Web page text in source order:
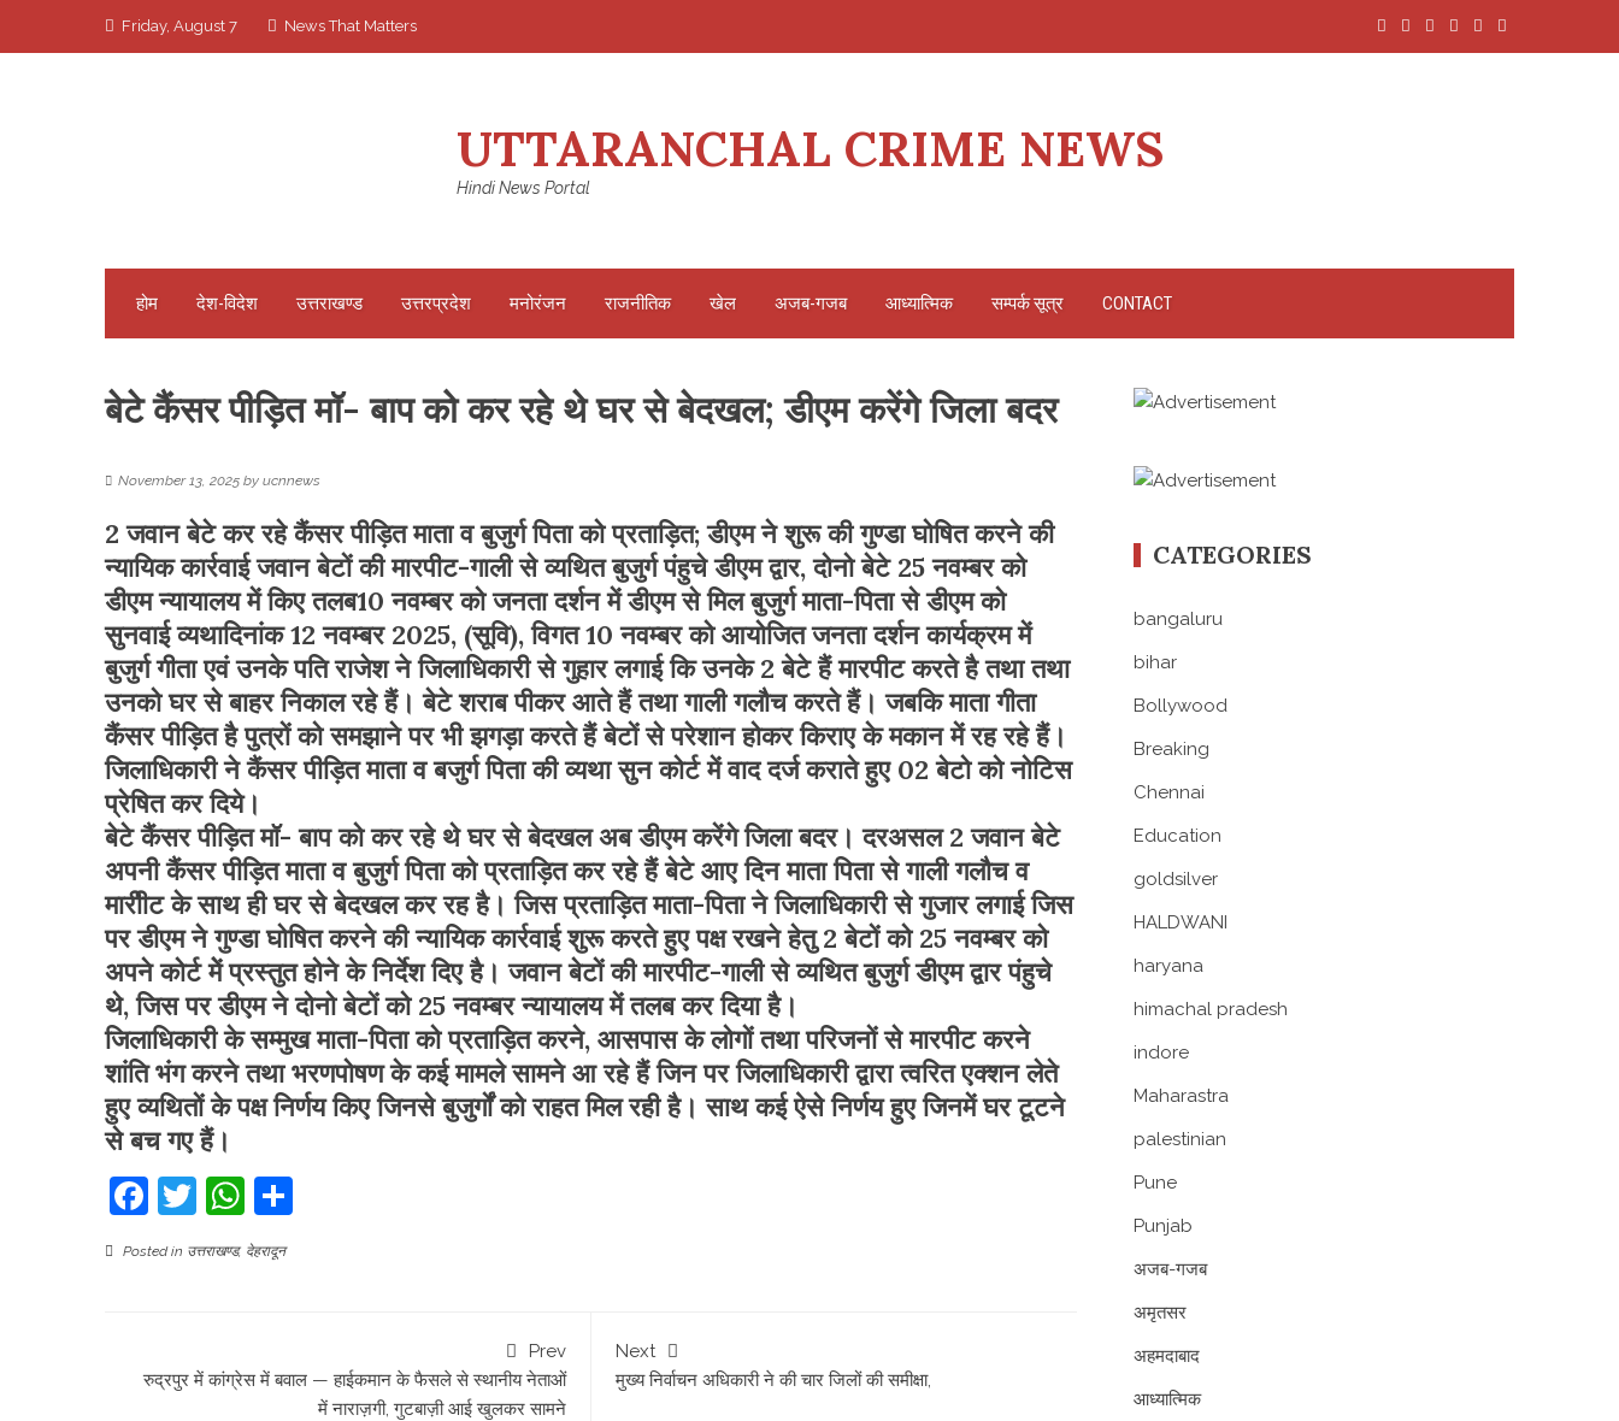
Friday, August 7 News That Matters
UTTARANCHAL CRIME NEWS
Hindi News Portal
होम देश-विदेश उत्तराखण्ड उत्तरप्रदेश मनोरंजन राजनीतिक खेल अजब-गजब आध्यात्मिक सम्पर्क सूत्र CONTACT
बेटे कैंसर पीड़ित मॉ- बाप को कर रहे थे घर से बेदखल; डीएम करेंगे जिला बदर
November 13, 2025 by ucnnews
2 जवान बेटे कर रहे कैंसर पीड़ित माता व बुजुर्ग पिता को प्रताड़ित; डीएम ने शुरू की गुण्डा घोषित करने की
न्यायिक कार्रवाईजवान बेटों की मारपीट-गाली से व्यथित बुजुर्ग पंहुचे डीएम द्वार, दोनो बेटे 25 नवम्बर को
डीएम न्यायालय में किए तलब10 नवम्बर को जनता दर्शन में डीएम से मिल बुजुर्ग माता-पिता से डीएम को
सुनवाई व्यथादिनांक 12 नवम्बर 2025, (सूवि), विगत 10 नवम्बर को आयोजित जनता दर्शन कार्यक्रम में
बुजुर्ग गीता एवं उनके पति राजेश ने जिलाधिकारी से गुहार लगाई कि उनके 2 बेटे हैं मारपीट करते है तथा तथा
उनको घर से बाहर निकाल रहे हैं। बेटे शराब पीकर आते हैं तथा गाली गलौच करते हैं। जबकि माता गीता
कैंसर पीड़ित है पुत्रों को समझाने पर भी झगड़ा करते हैं बेटों से परेशान होकर किराए के मकान में रह रहे हैं।
जिलाधिकारी ने कैंसर पीड़ित माता व बजुर्ग पिता की व्यथा सुन कोर्ट में वाद दर्ज कराते हुए 02 बेटो को नोटिस
प्रेषित कर दिये।
बेटे कैंसर पीड़ित मॉ- बाप को कर रहे थे घर से बेदखल अब डीएम करेंगे जिला बदर। दरअसल 2 जवान बेटे
अपनी कैंसर पीड़ित माता व बुजुर्ग पिता को प्रताड़ित कर रहे हैं बेटे आए दिन माता पिता से गाली गलौच व
मारीीट के साथ ही घर से बेदखल कर रह है। जिस प्रताड़ित माता-पिता ने जिलाधिकारी से गुजार लगाई जिस
पर डीएम ने गुण्डा घोषित करने की न्यायिक कार्रवाई शुरू करते हुए पक्ष रखने हेतु 2 बेटों को 25 नवम्बर को
अपने कोर्ट मेें प्रस्तुत होने के निर्देश दिए है। जवान बेटों की मारपीट-गाली से व्यथित बुजुर्ग डीएम द्वार पंहुचे
थे, जिस पर डीएम ने दोनो बेटों को 25 नवम्बर न्यायालय में तलब कर दिया है।
जिलाधिकारी के सम्मुख माता-पिता को प्रताड़ित करने, आसपास के लोगों तथा परिजनों से मारपीट करने
शांति भंग करने तथा भरणपोषण के कई मामले सामने आ रहे हैं जिन पर जिलाधिकारी द्वारा त्वरित एक्शन लेते
हुए व्यथितों के पक्ष निर्णय किए जिनसे बुजुर्गों को राहत मिल रही है। साथ कई ऐसे निर्णय हुए जिनमें घर टूटने
से बच गए हैं।
Facebook
TwitterWhatsApp
Posted in उत्तराखण्ड, देहरादून
Prev
रुद्रपुर में कांग्रेस में बवाल — हाईकमान के फैसले से स्थानीय नेताओं
में नाराज़गी, गुटबाज़ी आई खुलकर सामने
Next
मुख्य निर्वाचन अधिकारी ने की चार जिलों की समीक्षा,
CATEGORIES
bangaluru
bihar
Bollywood
Breaking
Chennai
Education
goldsilver
HALDWANI
haryana
himachal pradesh
indore
Maharastra
palestinian
Pune
Punjab
अजब-गजब
अमृतसर
अहमदाबाद
आध्यात्मिक